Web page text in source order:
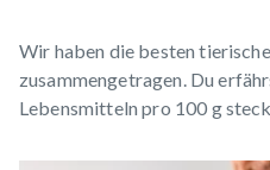
Wir haben die besten
zusammengetragen. Du
Lebensmitteln pro 100 g